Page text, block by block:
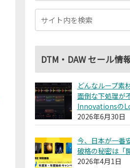
DTM・DAW セール情
どんなループ素
面倒な下処理が
Innovationsの
2026年6月30日
今、日本が一番
破格の秘密は「
2026年4月1日